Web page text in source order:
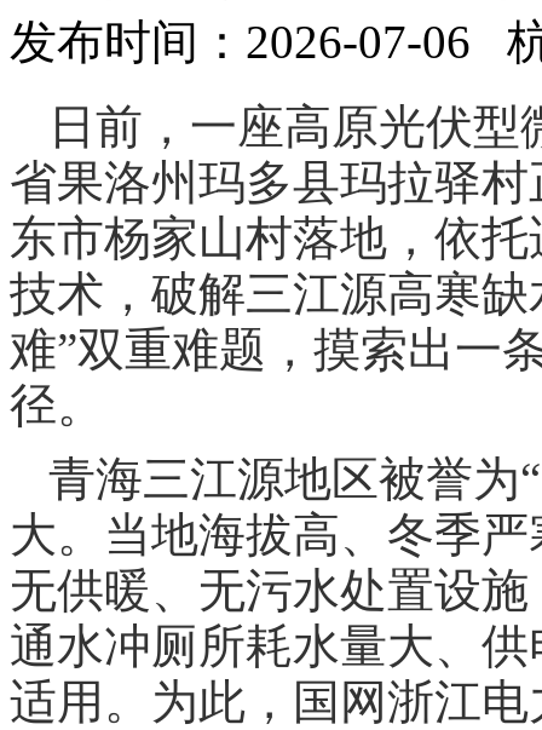
发布时间：2026-07-06
日前，一座高原光伏
省果洛州玛多县玛拉驿
东市杨家山村落地，依
技术，破解三江源高寒
难”双重难题，摸索出一
径。
青海三江源地区被誉为
大。当地海拔高、冬季
无供暖、无污水处置设
通水冲厕所耗水量大、
适用。为此，国网浙江